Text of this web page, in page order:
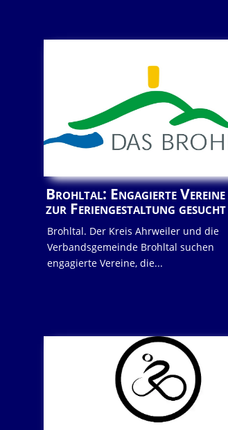
Brohltal: Engagierte Vereine
zur Feriengestaltung gesucht
Brohltal. Der Kreis Ahrweiler und die
Verbandsgemeinde Brohltal suchen
engagierte Vereine, die...